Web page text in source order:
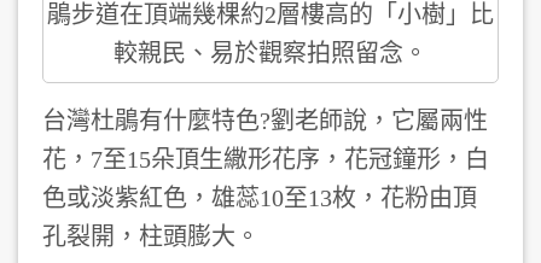
鵑步道在頂端幾棵約2層樓高的「小樹」比
較親民、易於觀察拍照留念。
台灣杜鵑有什麼特色?劉老師說，它屬兩性
花，7至15朵頂生繖形花序，花冠鐘形，白
色或淡紫紅色，雄蕊10至13枚，花粉由頂
孔裂開，柱頭膨大。